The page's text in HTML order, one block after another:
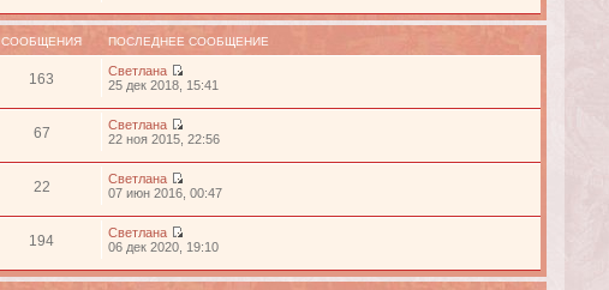
СООБЩЕНИЯ ПОСЛЕДНЕЕ СООБЩЕНИЕ
163
Светлана
25 дек 2018, 15:41
67
Светлана
22 ноя 2015, 22:56
22
Светлана
07 июн 2016, 00:47
194
Светлана
06 дек 2020, 19:10